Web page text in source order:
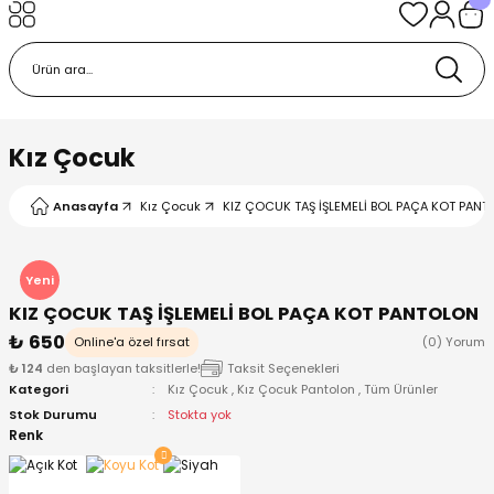
Kız Çocuk
Anasayfa Kız Çocuk KIZ ÇOCUK TAŞ İŞLEMELİ BOL PAÇA KOT
Yeni
KIZ ÇOCUK TAŞ İŞLEMELİ BOL PAÇA KOT PANTOLON
₺ 650
Online'a özel fırsat
(0) Yorum
₺ 124 den başlayan taksitlerle!
Taksit Seçenekleri
Kategori
Kız Çocuk , Kız Çocuk Pantolon ,Tüm Ürünler
Stok Durumu
Stokta yok
Renk
Giyim
Bere ve Eldiven
Body
Bere ve Eldiven
Body
ve Patik
Çıkışı ve Zıbın Seti
Ürünleri